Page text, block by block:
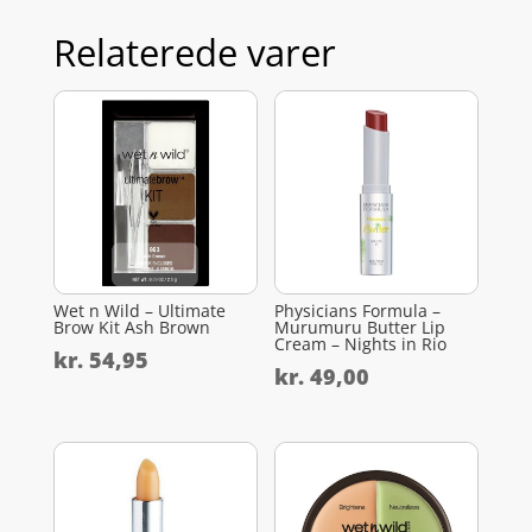
Relaterede varer
Wet n Wild – Ultimate
Brow Kit Ash Brown
kr.54,95
Physicians Formula –
Murumuru Butter Lip
Cream – Nights in Rio
kr. 49,00